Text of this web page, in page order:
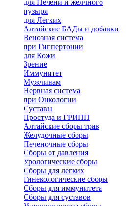
для Печени и желчного
пузыря
для Легких
Алтайские БАДы и добавки
Венозная система
при Гиппертонии
для Кожи
Зрение
Иммунитет
Мужчинам
Нервная система
при Онкологии
Суставы
Простуда и ГРИПП
Алтайские сборы трав
Желудочные сборы
Печеночные сборы
Сборы от давления
Урологические сборы
Сборы для легких
Гинекологические сборы
Сборы для иммунитета
Сборы для суставов